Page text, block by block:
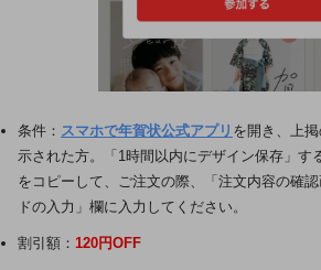
条件： スマホで年賀状公式アプリ を開き、上
示された方。「1時間以内にデザイン保存」す
をコピーして、ご注文の際、「注文内容の確
ドの入力」欄に入力してください。
割引額： 120円OFF